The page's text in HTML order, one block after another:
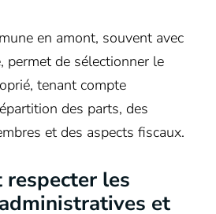
en amont, souvent avec
permet de sélectionner le
tenant compte
des parts, des
et des aspects fiscaux.
respecter les
et